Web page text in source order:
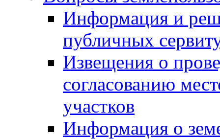
Информация и
публичных
Извещения о
согласованию
участков
Информация о